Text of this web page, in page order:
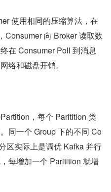
使用相同的压缩算法，在
Consumer 向 Broker 读取数
在 Consumer Poll 到消息
络和磁盘开销。
，每个 Paritition 类
同一个 Group 下的不同 Co
区实际上是调优 Kafka 并行
每增加一个 Paritition 就增